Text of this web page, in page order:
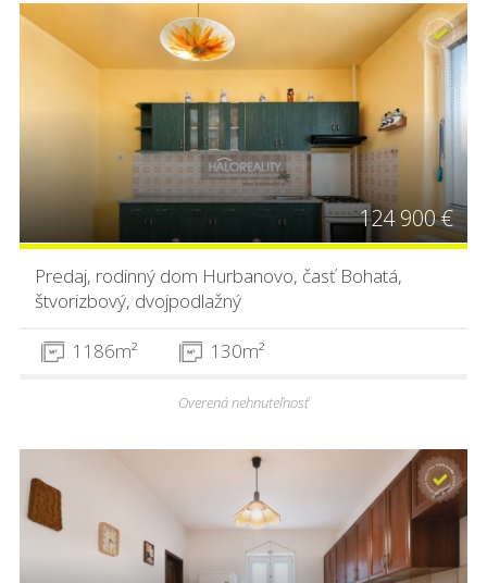
124 900 €
Predaj, rodinný dom Hurbanovo, časť Bohatá,
štvorizbový, dvojpodlažný
1186m²
130m²
Overená nehnuteľnosť